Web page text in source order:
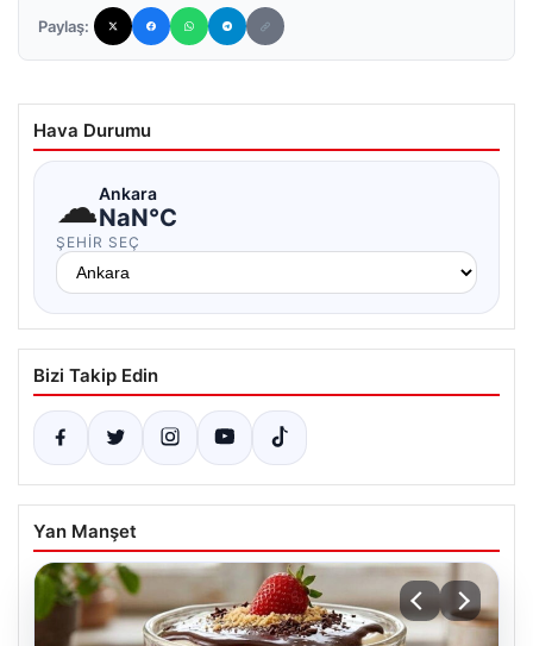
Paylaş:
Hava Durumu
☁Ankara
NaN°C
ŞEHIR SEÇ
Bizi Takip Edin
Yan Manşet